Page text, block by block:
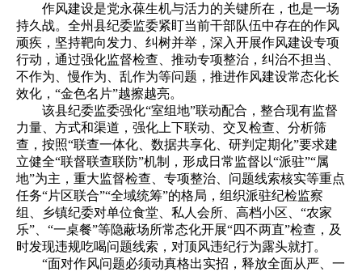
作风建设是党永葆生机与活力的关键所在，也是一场
持久战。全州县纪委监委紧盯当前干部队伍中存在的作风
顽疾，坚持靶向发力、纠树并举，深入开展作风建设专项
行动，通过强化监督检查、推动专项整治，纠治不担当、
不作为、慢作为、乱作为等问题，推进作风建设常态化长
效化，“金色名片”越擦越亮。
该县纪委监委强化“室组地”联动配合，整合现有监督
力量、方式和渠道，强化上下联动、交叉检查、分析筛
查，按照“联查一体化、数据共享化、研判定期化”要求建
立健全“联督联查联防”机制，形成日常监督以“派驻”“属
地”为主，重大监督检查、专项整治、问题线索核实等重点
任务“片区联合”“全域统筹”的格局，组织派驻纪检监察
组、乡镇纪委对单位食堂、私人会所、高档小区、“农家
乐”、“一桌餐”等隐蔽场所常态化开展“四不两直”检查，及
时发现违规吃喝问题线索，对顶风违纪行为露头就打。
“面对作风问题必须动真格出实招，释放全面从严、一